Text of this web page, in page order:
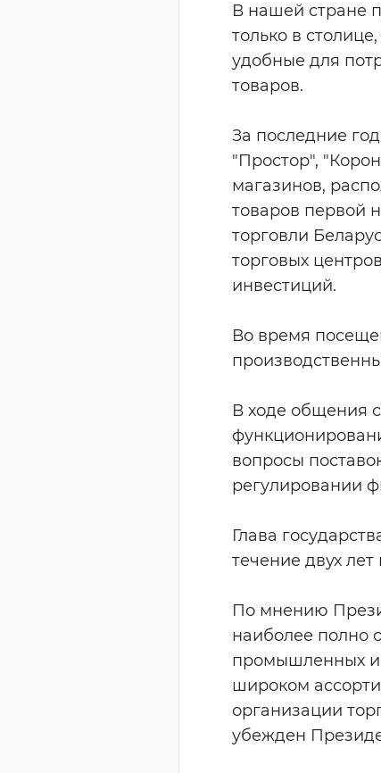
В нашей стране
только в
удобные для
товаров.
За последние
"Простор",
магазинов,
товаров первой
торговли
торговых
инвестиций.
Во время
В ходе общения
вопросы
регулировании
Глава
течение двух
По мнению
наиболее полно
промышленных и
широком
организации
убежден